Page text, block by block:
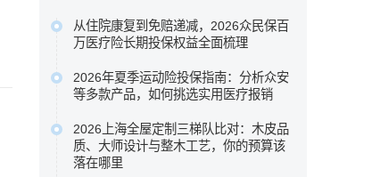
从住院康复到免赔递减，2026众民保百
万医疗险长期投保权益全面梳理
万医疗险进行横向比较，核心围绕众安
保险众民保2026臻选版，重点梳理其极
宽投保准入规则、新增住院康复责任，
以及长期持有可获的免赔额递减或既往
症赔付等相伴权益，以期为不...…
2026年夏季运动险投保指南：分析众安
等多款产品，如何挑选实用医疗报销
真正实用的医疗保障 ，我们针对众安等
多款热门运动险的理赔细则进行了深度
2026上海全屋定制三梯队比对：木皮品
质、大师设计与整木工艺，你的预算该
落在哪里